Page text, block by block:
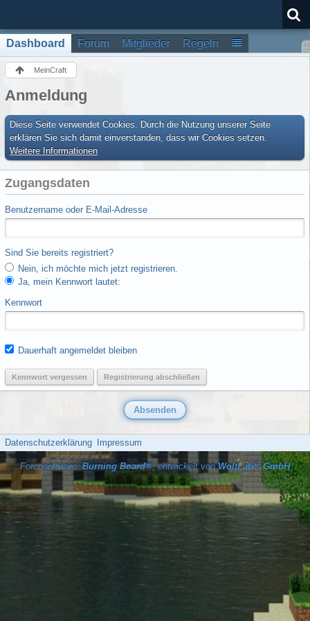
Dashboard Forum Mitglieder Regeln
MeinCraft
Anmeldung
Diese Seite verwendet Cookies. Durch die Nutzung unserer Seite
erklären Sie sich damit einverstanden, dass wir Cookies setzen.
Weitere Informationen
Zugangsdaten
Benutzername oder E-Mail-Adresse
Sind Sie bereits registriert?
Nein, ich möchte mich jetzt registrieren.
Ja, mein Kennwort lautet:
Kennwort
Dauerhaft angemeldet bleiben
Kennwort vergessen Registrierung abschließen
Datenschutzerklärung Impressum
Forensoftware: Burning Board®, entwickelt vonWoltLab® GmbH